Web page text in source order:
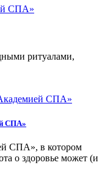
ритуалами,
СПА»
СПА», в котором
о здоровье может (и